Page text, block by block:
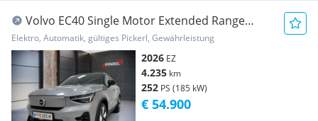
Volvo EC40 Single Motor Extended Range
82kWh Ultra Dark
Elektro, Automatik, gültiges Pickerl, Gewährleistung
2026 EZ
4.235 km
252 PS (185 kW)
€ 54.900